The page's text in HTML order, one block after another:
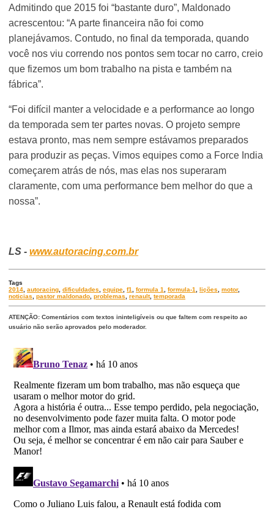
Admitindo que 2015 foi “bastante duro”, Maldonado
acrescentou: “A parte financeira não foi como
planejávamos. Contudo, no final da temporada, quando
você nos viu correndo nos pontos sem tocar no carro, creio
que fizemos um bom trabalho na pista e também na
fábrica”.
“Foi difícil manter a velocidade e a performance ao longo
da temporada sem ter partes novas. O projeto sempre
estava pronto, mas nem sempre estávamos preparados
para produzir as peças. Vimos equipes como a Force India
começarem atrás de nós, mas elas nos superaram
claramente, com uma performance bem melhor do que a
nossa”.
LS -www.autoracing.com.br
Tags
2014,autoracing,dificuldades,equipe,f1,formula 1,formula-1, lições,motor,
noticias,pastor maldonado,problemas,renault,temporada
ATENÇÃO: Comentários com textos ininteligíveis ou que faltem com respeito ao
usuário não serão aprovados pelo moderador.